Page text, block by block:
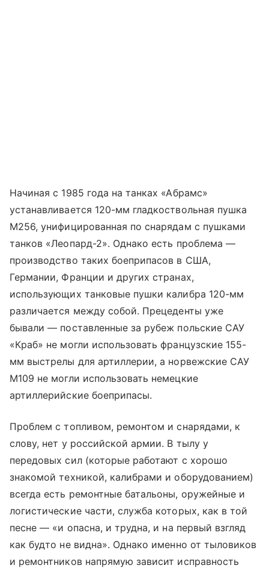
Начиная с 1985 года на танках «Абрамс»
устанавливается 120-мм гладкоствольная пушка
М256, унифицированная по снарядам с пушками
танков «Леопард-2». Однако есть проблема —
производство таких боеприпасов в США,
Германии, Франции и других странах,
использующих танковые пушки калибра 120-мм
различается между собой. Прецеденты уже
бывали — поставленные за рубеж польские САУ
«Краб» не могли использовать французские 155-
мм выстрелы для артиллерии, а норвежские САУ
М109 не могли использовать немецкие
артиллерийские боеприпасы.
Проблем с топливом, ремонтом и снарядами, к
слову, нет у российской армии. В тылу у
передовых сил (которые работают с хорошо
знакомой техникой, калибрами и оборудованием)
всегда есть ремонтные батальоны, оружейные и
логистические части, служба которых, как в той
песне — «и опасна, и трудна, и на первый взгляд
как будто не видна». Однако именно от тыловиков
и ремонтников напрямую зависит исправность